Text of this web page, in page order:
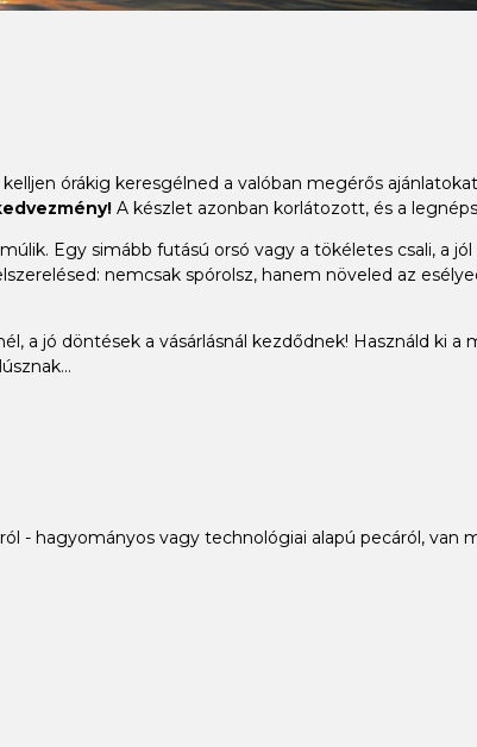
órákig keresgélned a valóban megérős
A készlet azonban korlátozott, és a
Egy simább futású orsó vagy a tökéletes csali, a
nemcsak spórolsz, hanem növeled az
a jó döntések a vásárlásnál kezdődnek! Használd ki a
hagyományos vagy technológiai alapú pecáról, van